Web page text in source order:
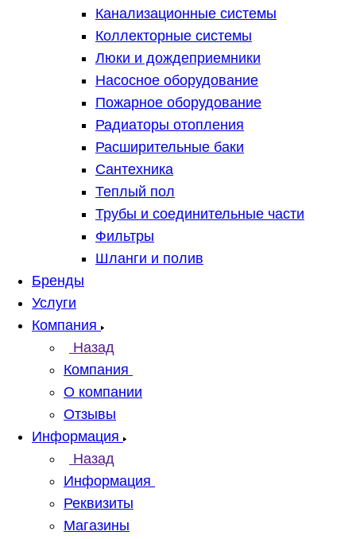
Канализационные системы
Коллекторные системы
Люки и дождеприемники
Насосное оборудование
Пожарное оборудование
Радиаторы отопления
Расширительные баки
Сантехника
Теплый пол
Трубы и соединительные части
Фильтры
Шланги и полив
Бренды
Услуги
Компания
Назад
Компания
О компании
Отзывы
Информация
Назад
Информация
Реквизиты
Магазины